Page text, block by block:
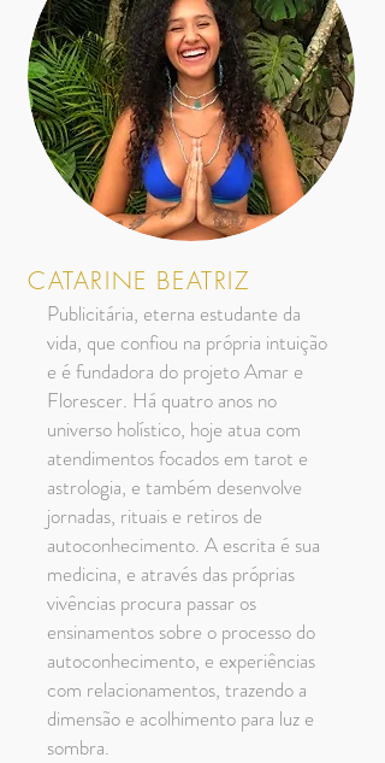
CATARINE BEATRIZ
Publicitária, eterna estudante da
vida, que confiou na própria intuição
e é fundadora do projeto Amar e
Florescer. Há quatro anos no
universo holístico, hoje atua com
atendimentos focados em tarot e
astrologia, e também desenvolve
jornadas, rituais e retiros de
autoconhecimento. A escrita é sua
medicina, e através das próprias
vivências procura passar os
ensinamentos sobre o processo do
autoconhecimento, e experiências
com relacionamentos, trazendo a
dimensão e acolhimento para luz e
sombra.